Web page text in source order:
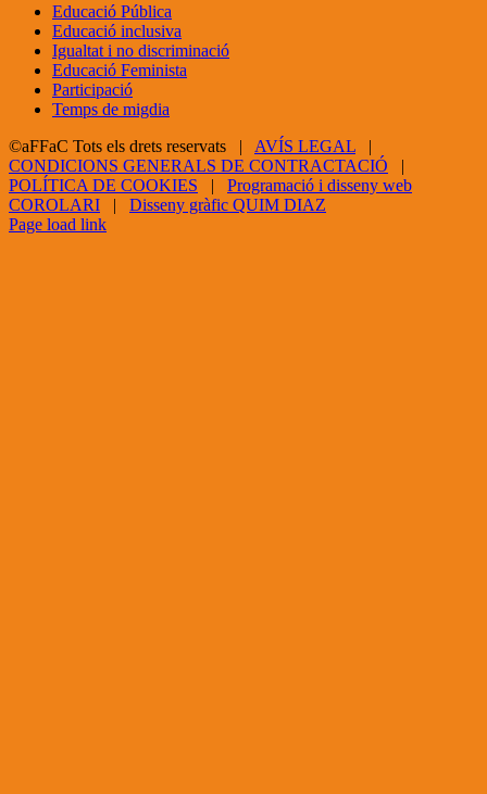
Educació Pública
Educació inclusiva
Igualtat i no discriminació
Educació Feminista
Participació
Temps de migdia
©aFFaC Tots els drets reservats | AVÍS LEGAL |
CONDICIONS GENERALS DE CONTRACTACIÓ |
POLÍTICA DE COOKIES | Programació i disseny web
COROLARI | Disseny gràfic QUIM DIAZ
Facebook
X
YouTube
Page load link